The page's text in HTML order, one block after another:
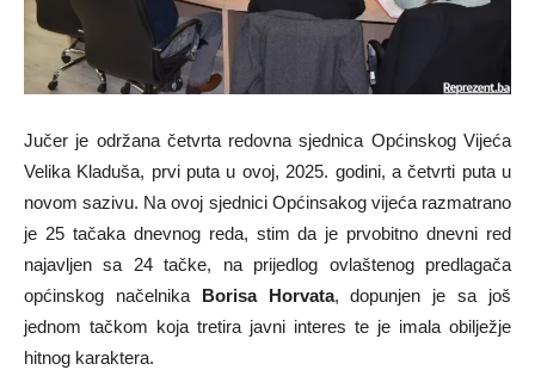
Jučer je održana četvrta redovna sjednica Općinskog Vijeća
Velika Kladuša, prvi puta u ovoj, 2025. godini, a četvrti puta u
novom sazivu. Na ovoj sjednici Općinsakog vijeća razmatrano
je 25 tačaka dnevnog reda, stim da je prvobitno dnevni red
najavljen sa 24 tačke, na prijedlog ovlaštenog predlagača
općinskog načelnika
Borisa Horvata, dopunjen je sa još
jednom tačkom koja tretira javni interes te je imala obilježje
hitnog karaktera.